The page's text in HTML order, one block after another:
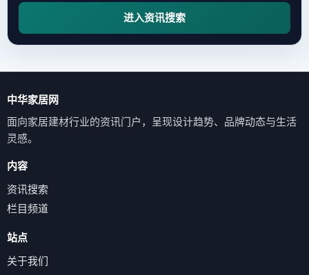
进入资讯搜索
中华家居网
面向家居建材行业的资讯门户，呈现设计趋势、品牌动态与生活
灵感。
内容
资讯搜索
栏目频道
站点
关于我们